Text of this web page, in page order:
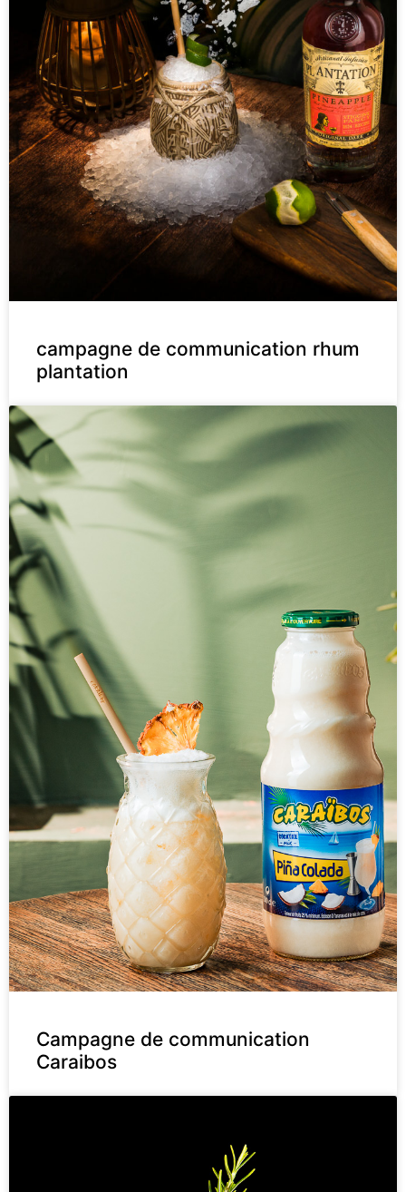
campagne de communication rhum
plantation
Campagne de communication
Caraibos